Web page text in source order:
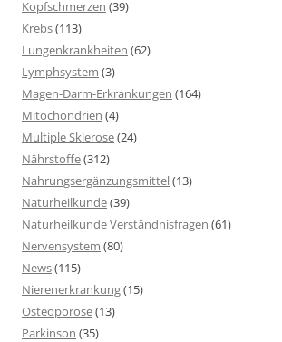
Kopfschmerzen (39)
Krebs(113)
Lungenkrankheiten (62)
Lymphsystem (3)
Magen-Darm-Erkrankungen (164)
Mitochondrien (4)
Multiple Sklerose(24)
Nährstoffe(312)
Nahrungsergänzungsmittel(13)
Naturheilkunde(39)
Naturheilkunde Verständnisfragen (61)
Nervensystem (80)
News(115)
Nierenerkrankung(15)
Osteoporose(13)
Parkinson (35)